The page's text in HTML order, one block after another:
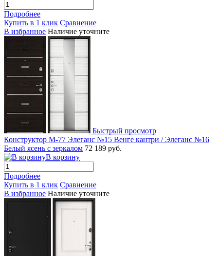
Подробнее
Купить в 1 клик Сравнение
В избранное Наличие уточните
Быстрый просмотр
Конструктор М-77 Элеганс №15 Венге кантри / Элеганс №16
Белый ясень с зеркалом 72 189 руб.
В корзину
Подробнее
Купить в 1 клик Сравнение
В избранное Наличие уточните